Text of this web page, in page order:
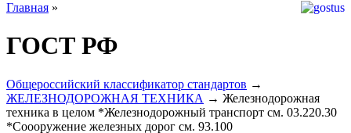
Главная »
ГОСТ РФ
Общероссийский классификатор стандартов →
ЖЕЛЕЗНОДОРОЖНАЯ ТЕХНИКА → Железнодорожная
техника в целом *Железнодорожный транспорт см. 03.220.30
*Соооружение железных дорог см. 93.100